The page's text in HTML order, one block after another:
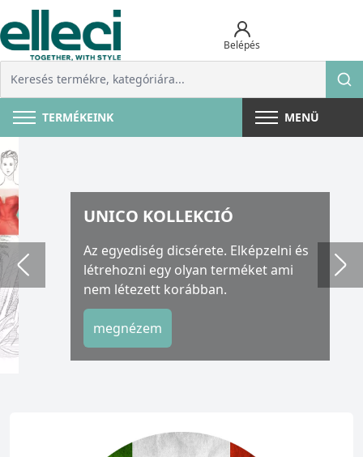
Belépés
TERMÉKEINK MENÜ
UNICO KOLLEKCIÓ
Az egyediség dicsérete. Elképzelni és
létrehozni egy olyan terméket ami
nem létezett korábban.
megnézem